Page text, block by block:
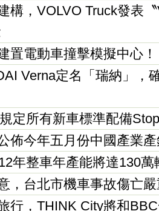
構，VOLVO Truck發表
置電動車撞擊模擬中心！
Verna定名「瑞納」，
定所有新車標準配備
佈今年五月份中國產業
年整車年產能將達130萬
，台北市機車事故傷亡
行，THINK City將和